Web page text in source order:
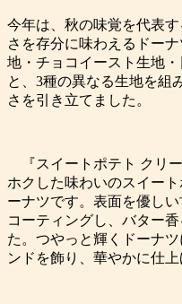
今年は、秋の味覚を代表す
さを存分に味わえるドー
地・チョコイースト生地
と、3種の異なる生地を組
さを引き立てました。
『スイートポテト クリ
ホクした味わいのスイー
ーナツです。表面を優し
コーティングし、バター
た。つやっと輝くドーナ
ンドを飾り、華やかに仕上